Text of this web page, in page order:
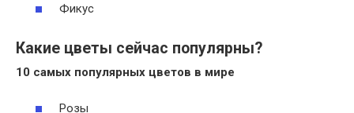
Фикус
Какие цветы сейчас популярны?
10 самых популярных цветов в мире
Розы